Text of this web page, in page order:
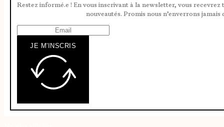
Restez informé.e ! En vous inscrivant à la newsletter, vous
nouveautés. Promis nous n’enverrons jamais
JE M'INSCRIS